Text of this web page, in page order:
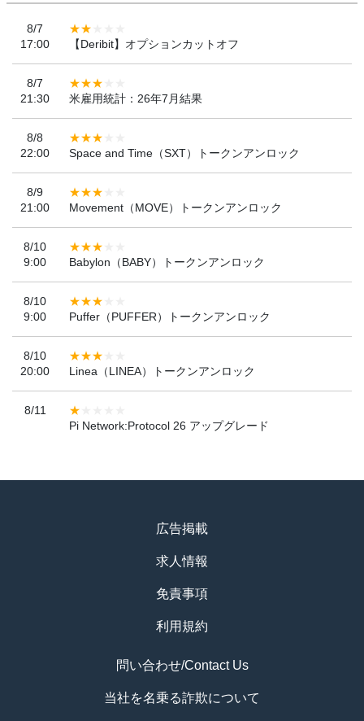
8/7
17:00
【Deribit】オプションカットオフ
8/7
21:30
米雇用統計：26年7月結果
8/8
22:00
Space and Time（SXT）トークンアンロック
8/9
21:00
Movement（MOVE）トークンアンロック
8/10
9:00
Babylon（BABY）トークンアンロック
8/10
9:00
Puffer（PUFFER）トークンアンロック
8/10
20:00
Linea（LINEA）トークンアンロック
8/11
Pi Network:Protocol 26 アップグレード
広告掲載
求人情報
免責事項
利用規約
問い合わせ/Contact Us
当社を名乗る詐欺について